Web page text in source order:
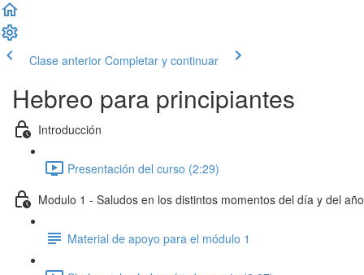
Clase anterior Completar y continuar
Hebreo para principiantes
Introducción
Presentación del curso (2:29)
Modulo 1 - Saludos en los distintos momentos del día y del año
Material de apoyo para el módulo 1